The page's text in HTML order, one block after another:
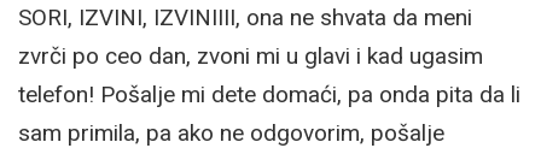
SORI, IZVINI, IZVINIIII, ona ne shvata da meni
zvrči po ceo dan, zvoni mi u glavi i kad ugasim
telefon! Pošalje mi dete domaći, pa onda pita da li
sam primila, pa ako ne odgovorim, pošalje